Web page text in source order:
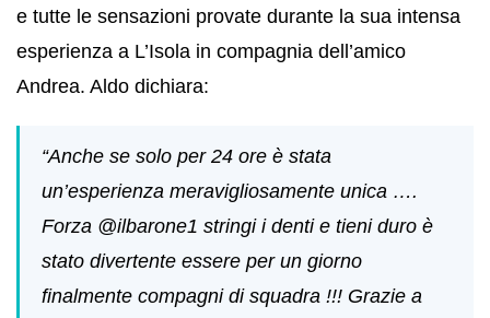
e tutte le sensazioni provate durante la sua intensa
esperienza a L’Isola in compagnia dell’amico
Andrea. Aldo dichiara:
“Anche se solo per 24 ore è stata
un’esperienza meravigliosamente unica ….
Forza @ilbarone1 stringi i denti e tieni duro è
stato divertente essere per un giorno
finalmente compagni di squadra !!! Grazie a